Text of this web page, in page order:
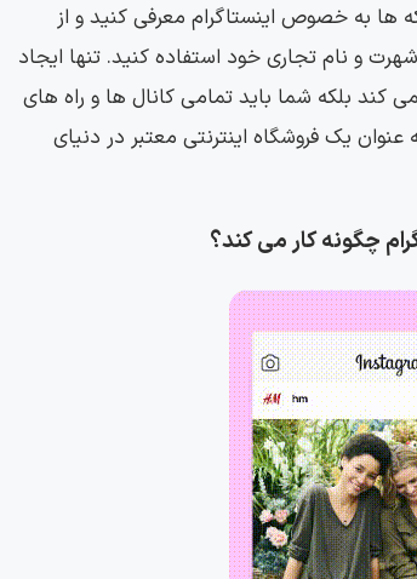
ها به خصوص اینستاگرام معرفی کنید و از
و نام تجاری خود استفاده کنید. تنها ایجاد
کند بلکه شما باید تمامی کانال ها و راه های
عنوان یک فروشگاه اینترنتی معتبر در دنیای